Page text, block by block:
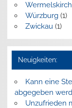
Würzburg(1)
Zwickau (1)
Neuigkeiten:
Kann eine
abgegeben
Unzufrieden